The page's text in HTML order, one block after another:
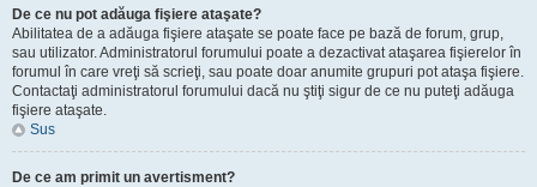
De ce nu pot adăuga fişiere ataşate?
Abilitatea de a adăuga fişiere ataşate se poate face pe bază de forum, grup,
sau utilizator. Administratorul forumului poate a dezactivat ataşarea fişierelor în
forumul în care vreţi să scrieţi, sau poate doar anumite grupuri pot ataşa fişiere.
Contactaţi administratorul forumului dacă nu ştiţi sigur de ce nu puteţi adăuga
fişiere ataşate.
Sus
De ce am primit un avertisment?